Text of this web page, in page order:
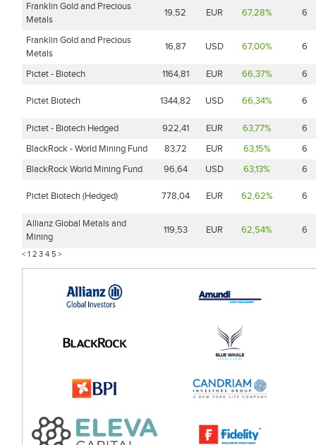
Franklin Gold and Precious
Metals
19,52 EUR 67,28% 6
Franklin Gold and Precious
Metals
16,87 USD 67,00% 6
Pictet - Biotech 1164,81 EUR 66,37% 6
Pictet Biotech 1344,82 USD 66,34% 6
Pictet - Biotech Hedged 922,41 EUR 63,77%
6
BlackRock - World Mining Fund
83,72 EUR 63,15%
6
BlackRock World Mining Fund
96,64 USD 63,13% 6
Pictet Biotech (Hedged) 778,04 EUR 62,62% 6
Allianz Global Metals and
Mining
119,53 EUR 62,54% 6
< 1 2 3 4 5 >